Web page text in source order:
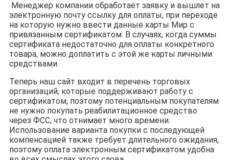
Менеджер компании обработает заявку и вышлет на
электронную почту ссылку для оплаты, при переходе
на которую нужно ввести данные карты Мир с
привязанным сертификатом. В случаях, когда суммы
сертификата недостаточно для оплаты конкретного
товара, можно доплатить с этой же карты личными
средствами.
Теперь наш сайт входит в перечень торговых
организаций, которые поддерживают работу с
сертификатом, поэтому потенциальным покупателям
не нужно покупать реабилитационное средство
через ФСС, что отнимает много времени.
Использование варианта покупки с последующей
компенсацией также требует длительного ожидания,
поэтому оплата электронным сертификатом удобна